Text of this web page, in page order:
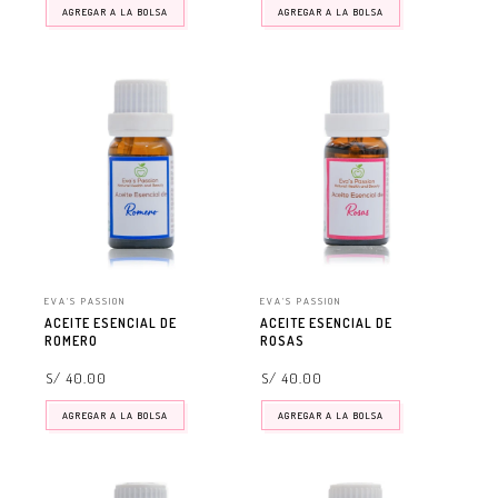
AGREGAR A LA BOLSA AGREGAR A LA BOLSA
EVA'S PASSION
ACEITE ESENCIAL DE
ROMERO
S/ 40.00
AGREGAR A LA BOLSA
EVA'S PASSION
ACEITE ESENCIAL DE
ROSAS
S/ 40.00
AGREGAR A LA BOLSA